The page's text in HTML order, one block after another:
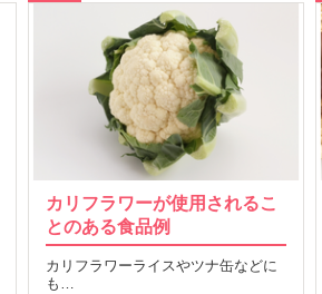
カリフラワーが使用されるこ
とのある食品例
カリフラワーライスやツナ缶などに
も…